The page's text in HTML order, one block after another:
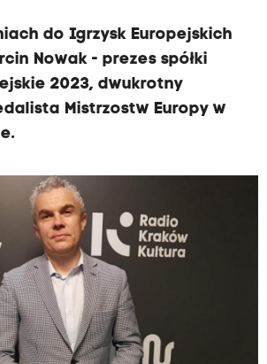
do Igrzysk Europejskich
Nowak - prezes spółki
2023, dwukrotny
Mistrzostw Europy w